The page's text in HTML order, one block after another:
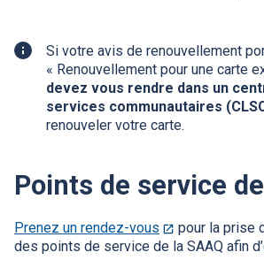
Renseignement
complémentaire
Si votre avis de renouvellement
« Renouvellement pour une carte
devez vous rendre dans un
services communautaires (
renouveler votre carte.
Points de service
Prenez un rendez-vous
Ce
lien
pour la prise
des points de service de la SAAQ afin